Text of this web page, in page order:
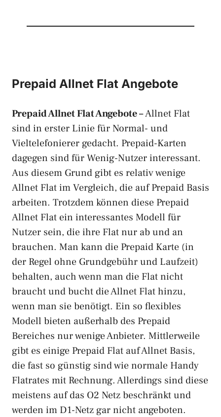
Prepaid Allnet Flat Angebote
Prepaid Allnet Flat Angebote –Allnet Flat
sind in erster Linie für Normal- und
Vieltelefonierer gedacht. Prepaid-Karten
dagegen sind für Wenig-Nutzer interessant.
Aus diesem Grund gibt es relativ wenige
Allnet Flat im Vergleich, die auf Prepaid Basis
arbeiten. Trotzdem können diese Prepaid
Allnet Flat ein interessantes Modell für
Nutzer sein, die ihre Flat nur ab und an
brauchen. Man kann die Prepaid Karte (in
der Regel ohne Grundgebühr und Laufzeit)
behalten, auch wenn man die Flat nicht
braucht und bucht die Allnet Flat hinzu,
wenn man sie benötigt. Ein so flexibles
Modell bieten außerhalb des Prepaid
Bereiches nur wenige Anbieter. Mittlerweile
gibt es einige Prepaid Flat auf Allnet Basis,
die fast so günstig sind wie normale Handy
Flatrates mit Rechnung. Allerdings sind diese
meistens auf das O2 Netz beschränkt und
werden im D1-Netz gar nicht angeboten.